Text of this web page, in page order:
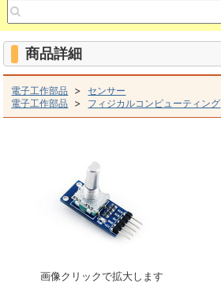
商品詳細
電子工作部品 >センサー
電子工作部品
> フィジカルコンピューティング
画像クリックで拡大します